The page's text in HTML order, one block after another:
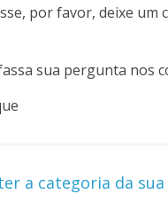
por favor, deixe
sua pergunta nos
a categoria da